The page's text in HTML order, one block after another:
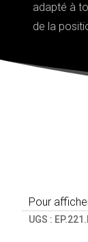
adapté à
de la
Pour
UGS :